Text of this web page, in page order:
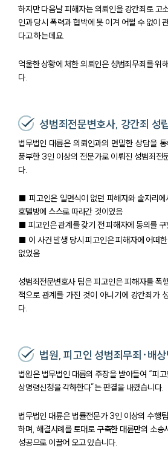
하지만 다음날 피해자는 의뢰인을 강간죄로 고
인과 당시 폭력과 협박에 못 이겨 어쩔 수 없이
다고 하는데요.
억울한 상황에 처한 의뢰인은 성범죄무죄를 위
다.
성범죄전문변호사, 강간죄 성
법무법인 대륜은 의뢰인과의 면밀한 상담을
풍부한 3인 이상의 전문가로 이뤄진 성범죄전
다.
■ 피고인은 일면식이 없던 피해자와 술자리
호텔방에 스스로 따라간 것이었음
■ 피고인은 관계를 갖기 전 피해자에 동의를
■ 이 사건 발생 당시 피고인은 피해자에 어떠
없었음
성범죄전문변호사 팀은 피고인은 피해자를 폭
적으로 관계를 가진 것이 아니기에 강간죄가
다.
법원, 피고인 성범죄무죄·배
법원은 법무법인 대륜의 주장을 받아들여 “피
상명령신청을 각하한다”는 판결을 내렸습니다.
법무법인 대륜은 법률전문가 3인 이상의 수행
하며, 해결사례를 토대로 구축한 대륜만의 소송
성공으로 이끌어 오고 있습니다.